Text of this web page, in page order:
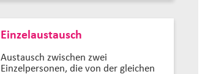
Einzelaustausch
Austausch zwischen zwei
Einzelpersonen, die von der gleichen